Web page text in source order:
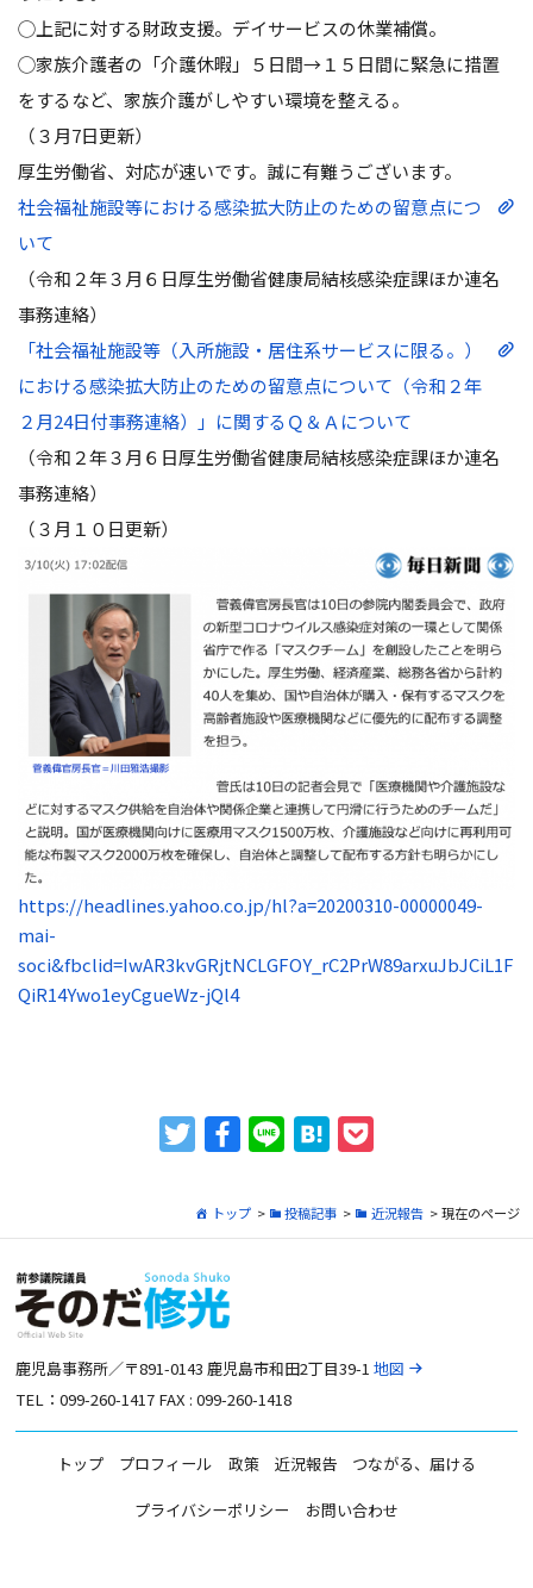
◯上記に対する財政支援。デイサービスの休業補償。
◯家族介護者の「介護休暇」５日間→１５日間に緊急に措置
をするなど、家族介護がしやすい環境を整える。
（３月7日更新）
厚生労働省、対応が速いです。誠に有難うございます。
社会福祉施設等における感染拡大防止のための留意点につ
いて
（令和２年３月６日厚生労働省健康局結核感染症課ほか連名
事務連絡）
「社会福祉施設等（入所施設・居住系サービスに限る。）
における感染拡大防止のための留意点について（令和２年
２月24日付事務連絡）」に関するＱ＆Ａについて
（令和２年３月６日厚生労働省健康局結核感染症課ほか連名
事務連絡）
（３月１０日更新）
https://headlines.yahoo.co.jp/hl?a=20200310-00000049-
mai-
soci&fbclid=IwAR3kvGRjtNCLGFOY_rC2PrW89arxuJbJCiL1F
QiR14Ywo1eyCgueWz-jQl4
トップ > 投稿記事 > 近況報告 > 現在のページ
鹿児島事務所／〒891-0143 鹿児島市和田2丁目39-1地図
TEL：099-260-1417 FAX : 099-260-1418
トップ プロフィール 政策 近況報告 つながる、届ける
プライバシーポリシー お問い合わせ